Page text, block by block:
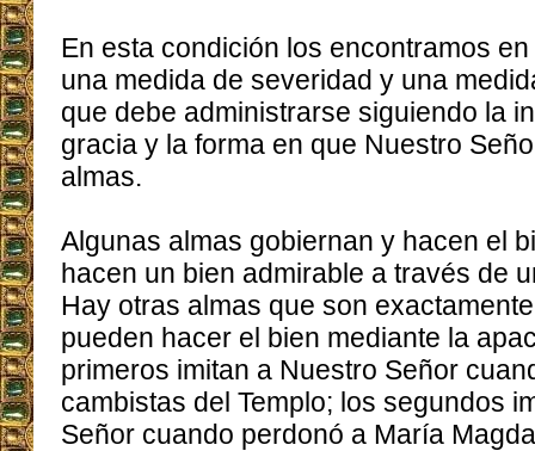
En esta condición los encontramos
una medida de severidad y una
que debe administrarse siguiendo la
gracia y la forma en que Nuestro
almas.
Algunas almas gobiernan y hacen el
hacen un bien admirable a través de
Hay otras almas que son
pueden hacer el bien mediante la
primeros imitan a Nuestro Señor
cambistas del Templo; los segundos
Señor cuando perdonó a María